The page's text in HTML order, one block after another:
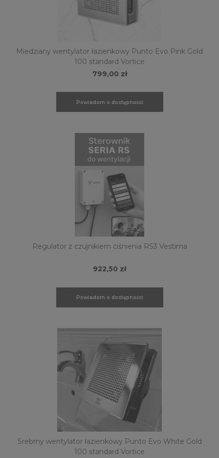
Miedziany wentylator łazienkowy Punto Evo Pink Gold
100 standard Vortice
799,00 zł
Powiadom o dostępności
Regulator z czujnikiem ciśnienia RS3 Vestima
922,50 zł
Powiadom o dostępności
Srebrny wentylator łazienkowy Punto Evo White Gold
100 standard Vortice